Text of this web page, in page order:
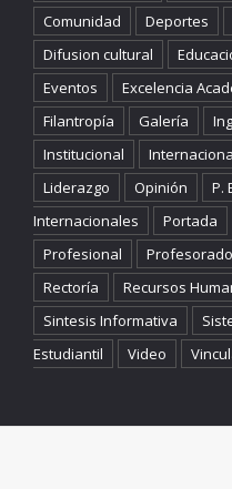
Comunidad
Deportes
Difusion cultural
Eventos
Excelencia
Filantropía
Galería
Institucional
Liderazgo
Opinión P.
Internacionales
Portada
Profesional
Profesorado
Rectoría
Recursos
Sintesis Informativa
Estudiantil
Video